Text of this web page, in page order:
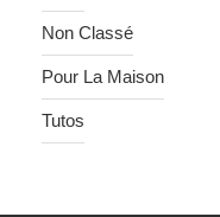
Non Classé
Pour La Maison
Tutos